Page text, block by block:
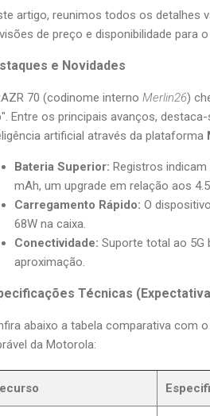
artigo, reunimos todos os detalhes
de preço e disponibilidade para
e Novidades
70 (codinome interno Merlin26)
Entre os principais avanços,
artificial através da plataforma
Bateria Superior: Registros
mAh, um upgrade em relação aos
Carregamento Rápido: O
68W na caixa.
Conectividade: Suporte total ao 5G
aproximação.
Técnicas
abaixo a tabela comparativa com
da Motorola: